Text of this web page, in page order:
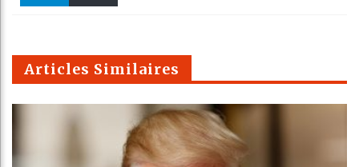
m
Articles Similaires